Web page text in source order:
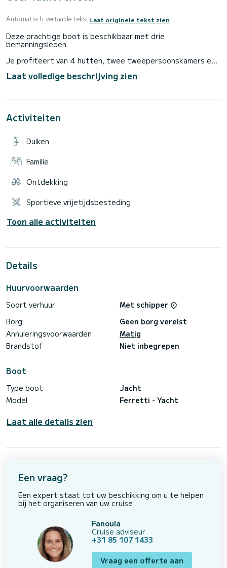
Automatisch vertaalde tekstLaat originele tekst zien
Deze prachtige boot is beschikbaar met drie
bemanningsleden
Je profiteert van 4 hutten, twee tweepersoonskamers en
Je hebt alle duikuitrusting en uitrusting in de boot voor
Laat volledige beschrijving zien
Activiteiten
Duiken
Familie
Ontdekking
Sportieve vrijetijdsbesteding
Toon alle activiteiten
Details
Huurvoorwaarden
Soort verhuur
Met schipper
Borg
Geen borg vereist
Annuleringsvoorwaarden
Matig
Brandstof
Niet inbegrepen
Boot
Type boot
Jacht
Model
Ferretti - Yacht
Laat alle details zien
Een vraag?
Een expert staat tot uw beschikking om u te helpen
bij het organiseren van uw cruise
Fanoula
Cruise adviseur
+31 85 107 1433
Vraag een offerte aan